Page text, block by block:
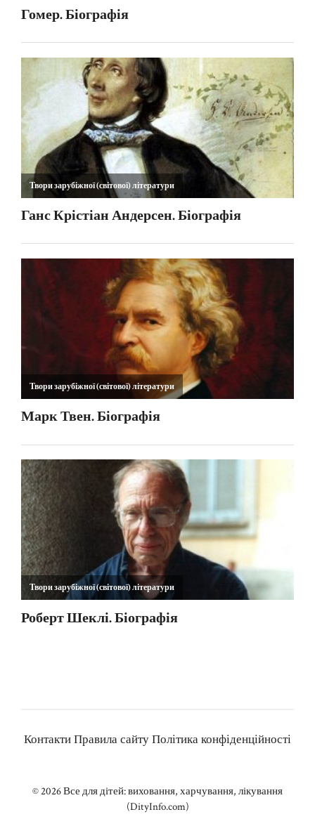
КонтактиПравила сайтуПолітика конфіденційності
© 2026Все для дітей: виховання, харчування, лікування
(DityInfo.com)